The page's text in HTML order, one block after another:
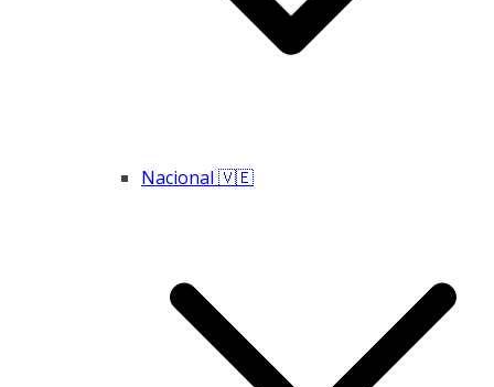
Nacional 🇻🇪